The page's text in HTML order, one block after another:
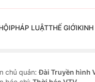
PHÁP LUẬTTHẾ GIỚIKINH
chủ quản:Đài Truyền hình